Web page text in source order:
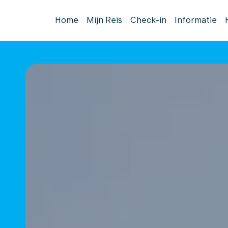
Home Mijn Reis Check-in Informatie